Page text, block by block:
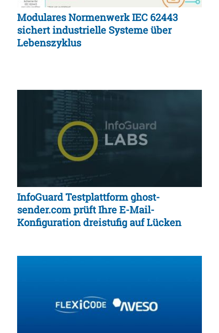
Modulares Normenwerk IEC 62443
sichert industrielle Systeme über
Lebenszyklus
InfoGuard Testplattform ghost-
sender.com prüft Ihre E-Mail-
Konfiguration dreistufig auf Lücken